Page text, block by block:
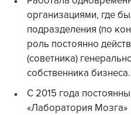
организациями, где
подразделения (по
роль постоянно
(советника)
собственника бизнеса.
С 2015 года
«Лаборатория Мозга»